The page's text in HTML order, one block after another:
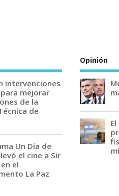
intervenciones
mejorar
de la
de
Un Día de
el cine a Sir
el
La Paz
Opinión